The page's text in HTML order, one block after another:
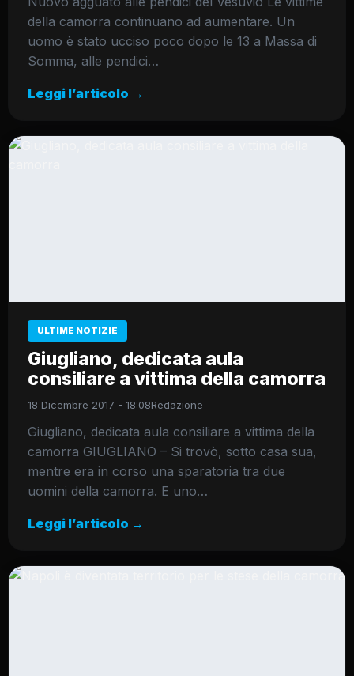
della camorra continuano ad aumentare. Un
uomo è stato ucciso poco dopo le 13 a Massa di
Somma, alle pendici…
Leggi l’articolo →
ULTIME NOTIZIE
Giugliano, dedicata aula
consiliare a vittima della camorra
18 Dicembre 2017 - 18:08Redazione
Giugliano, dedicata aula consiliare a vittima della
camorra GIUGLIANO – Si trovò, sotto casa sua,
mentre era in corso una sparatoria tra due
uomini della camorra. E uno…
Leggi l’articolo →